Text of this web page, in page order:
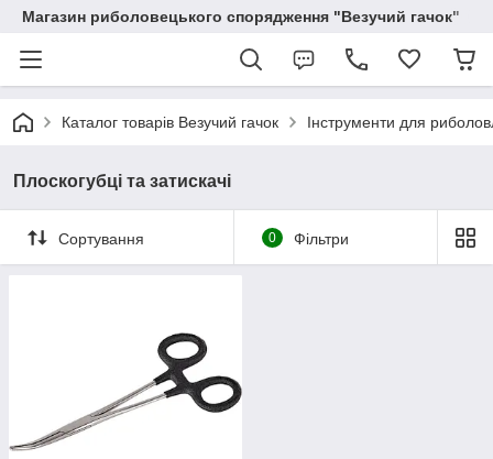
Магазин риболовецького спорядження "Везучий гачок"
Каталог товарів Везучий гачок Інструменти для
Плоскогубці та затискачі
Сортування 0 Фільтри